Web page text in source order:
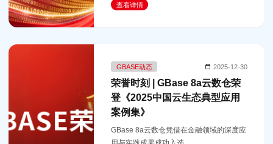
查看详情
GBASE动态 2025-12-30
荣誉时刻 | GBase 8a云数仓荣
登《2025中国云生态典型应用
案例集》
GBase 8a云数仓凭借在金融领域的深度应